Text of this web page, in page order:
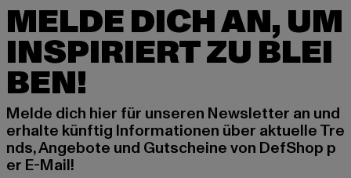
MELDE DICH AN, UM
INSPIRIERT ZU BLEI
BEN!
Melde dich hier für unseren Newsletter an und
erhalte künftig Informationen über aktuelle Tre
nds, Angebote und Gutscheine von DefShop p
er E-Mail!